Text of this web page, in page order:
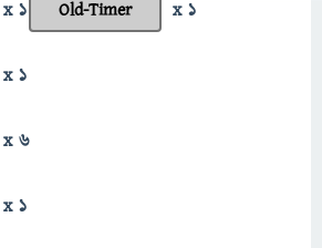
x 1
x 1
x 6
x 1
Old-Timer x 1